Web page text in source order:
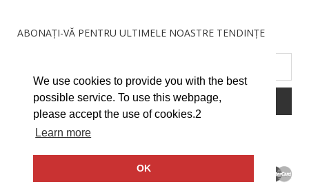
We use cookies to provide you with the best
possible service. To use this webpage,
please accept the use of cookies.2
Learn more
OK
ABONAȚI-VĂ PENTRU ULTIMELE NOASTRE TENDINȚE